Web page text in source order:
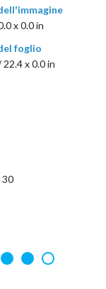
x 0.0 in
foglio
22.4 x 0.0 in
30